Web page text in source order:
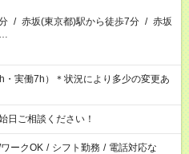
/ 赤坂(東京都)駅から徒歩7分 / 赤坂
…
実働7h）＊状況により多少の変更あ
ご相談ください！
ークOK / シフト勤務 / 電話対応な